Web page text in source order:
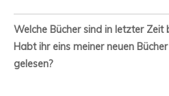
Welche Bücher sind in letzter Zeit
Habt ihr eins meiner neuen
gelesen?